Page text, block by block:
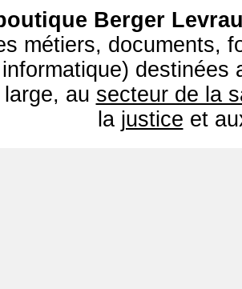
Berger
métiers, documents,
destinées
au secteur de la
la justice et